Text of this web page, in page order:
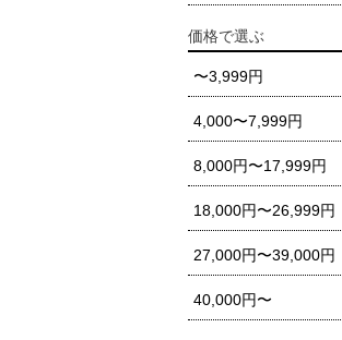
価格で選ぶ
〜3,999円
4,000〜7,999円
8,000円〜17,999円
18,000円〜26,999円
27,000円〜39,000円
40,000円〜